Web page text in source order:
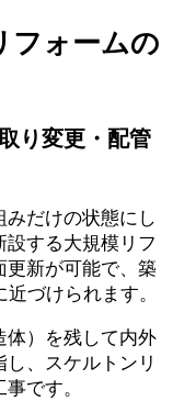
フォームの
り変更・配管
だけの状態にし
する大規模リフ
更新が可能で、築
づけられます。
体）を残して内外
、スケルトンリ
です。